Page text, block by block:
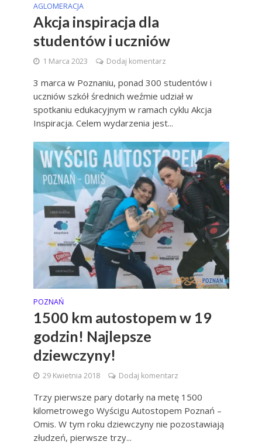
AGLOMERACJA
Akcja inspiracja dla
studentów i uczniów
1 Marca 2023 Dodaj komentarz
3 marca w Poznaniu, ponad 300 studentów i
uczniów szkół średnich weźmie udział w
spotkaniu edukacyjnym w ramach cyklu Akcja
Inspiracja. Celem wydarzenia jest...
POZNAŃ
1500 km autostopem w 19
godzin! Najlepsze
dziewczyny!
29 Kwietnia 2018 Dodaj komentarz
Trzy pierwsze pary dotarły na metę 1500
kilometrowego Wyścigu Autostopem Poznań –
Omis. W tym roku dziewczyny nie pozostawiają
złudzeń, pierwsze trzy...